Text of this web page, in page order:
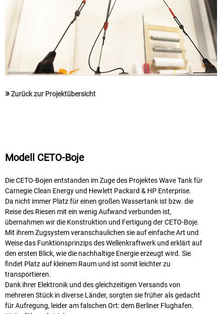
»Zurück zur Projektübersicht
Modell CETO-Boje
Die CETO-Bojen entstanden im Zuge des Projektes Wave Tank für
Carnegie Clean Energy und Hewlett Packard & HP Enterprise.
Da nicht immer Platz für einen großen Wassertank ist bzw. die
Reise des Riesen mit ein wenig Aufwand verbunden ist,
übernahmen wir die Konstruktion und Fertigung der CETO-Boje.
Mit ihrem Zugsystem veranschaulichen sie auf einfache Art und
Weise das Funktionsprinzips des Wellenkraftwerk und erklärt auf
den ersten Blick, wie die nachhaltige Energie erzeugt wird. Sie
findet Platz auf kleinem Raum und ist somit leichter zu
transportieren.
Dank ihrer Elektronik und des gleichzeitigen Versands von
mehreren Stück in diverse Länder, sorgten sie früher als gedacht
für Aufregung, leider am falschen Ort: dem Berliner Flughafen.